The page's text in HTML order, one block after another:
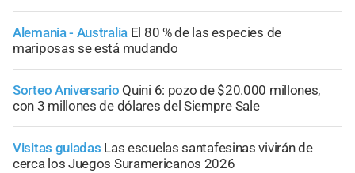
Alemania - Australia El 80 % de las especies de
mariposas se está mudando
Sorteo Aniversario Quini 6: pozo de $20.000 millones,
con 3 millones de dólares del Siempre Sale
Visitas guiadas Las escuelas santafesinas vivirán de
cerca los Juegos Suramericanos 2026